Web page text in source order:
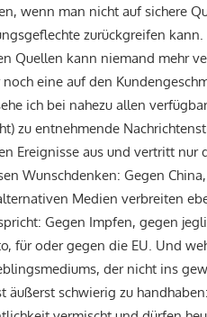
wenn man nicht auf sichere
zurückgreifen
Quellen kann niemand mehr
eine auf den
ich bei nahezu allen
zu entnehmende
Ereignisse aus und vertritt nur
Wunschdenken: Gegen
Medien verbreiten
Gegen Impfen, gegen
für oder gegen die EU. Und
der nicht ins
schwierig zu